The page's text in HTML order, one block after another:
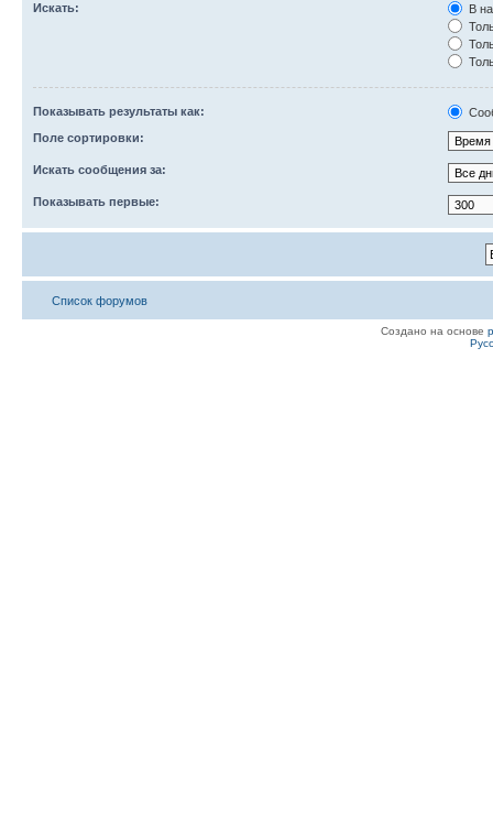
Искать:
В
Показывать результаты как:
Поле сортировки:
Искать сообщения за:
Показывать первые:
Список форумов
Создано на основе